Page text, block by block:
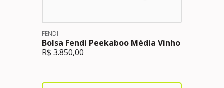
FENDI
Bolsa Fendi Peekaboo Média Vinho
R$ 3.850,00